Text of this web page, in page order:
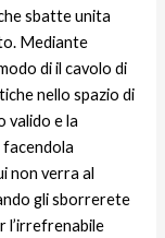
sbatte unita
Mediante
di il cavolo di
nello spazio di
valido e la
non verra al
gli sborrerete
l’irrefrenabile